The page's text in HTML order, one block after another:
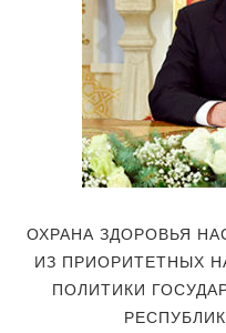
ОХРАНА ЗДОРОВЬЯ
ИЗ ПРИОРИТЕТНЫХ
ПОЛИТИКИ